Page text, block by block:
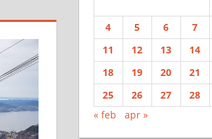
4
5 6 7
11
12 13 14
18
19 20 21
25
26 27 28
« feb
apr »